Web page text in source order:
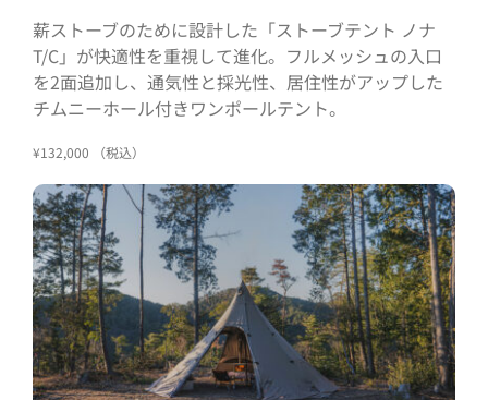
薪ストーブのために設計した「ストーブテント ノナ
T/C」が快適性を重視して進化。フルメッシュの入口
を2面追加し、通気性と採光性、居住性がアップした
チムニーホール付きワンポールテント。
¥132,000 （税込）